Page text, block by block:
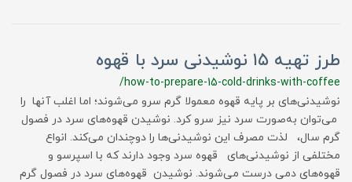
طرز تهیه ۱۵ نوشیدنی سرد با قهوه
/how-to-prepare-15-cold-drinks-with-coffee
نوشیدنی‌های بر پایه قهوه معمولا گرم سرو می‌شوند؛ اما اغلب آنها را
می‌توان به‌صورت سرد نیز سرو کرد. نوشیدن قهوه‌های سرد در فصول
گرم سال، لذت مصرف این نوشیدنی‌ها را دوچندان می‌کند. انواع
مختلفی از نوشیدنی‌های قهوه سرد وجود دارند که با اسپرسو و
قهوه‌های دمی درست می‌شوند. نوشیدن قهوه‌های سرد در فصول گرم